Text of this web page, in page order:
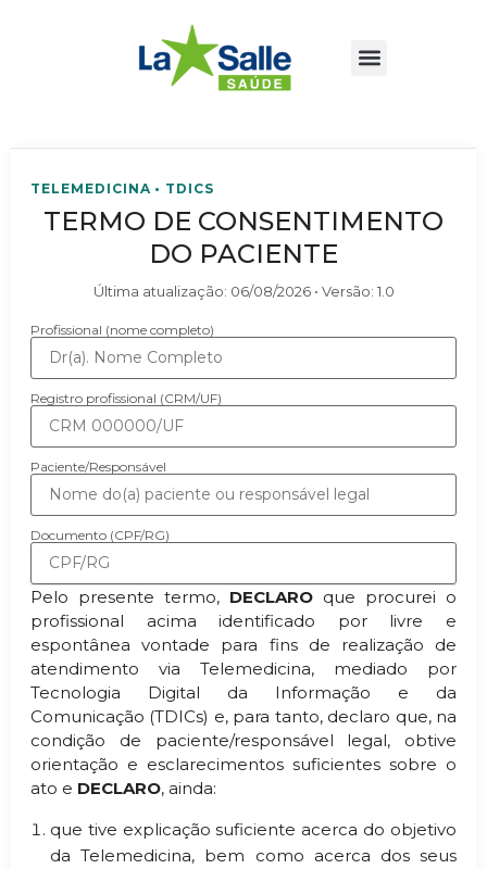
TELEMEDICINA • TDICS
TERMO DE CONSENTIMENTO
DO PACIENTE
Última atualização: 06/08/2026• Versão: 1.0
Profissional (nome completo)
Registro profissional (CRM/UF)
Paciente/Responsável
Documento (CPF/RG)
Pelo presente termo, DECLARO que procurei o
profissional acima identificado por livre e
espontânea vontade para fins de realização de
atendimento via Telemedicina, mediado por
Tecnologia Digital da Informação e da
Comunicação (TDICs) e, para tanto, declaro que, na
condição de paciente/responsável legal, obtive
orientação e esclarecimentos suficientes sobre o
ato e DECLARO, ainda:
que tive explicação suficiente acerca do objetivo
da Telemedicina, bem como acerca dos seus